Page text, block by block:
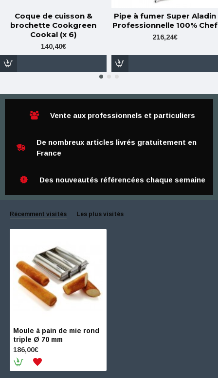
Coque de cuisson &
brochette Cookgreen
Cookal (x 6)
140,40€
Pipe à fumer Super Aladin
Professionnelle 100% Chef
216,24€
Vente aux professionnels et particuliers
De nombreux articles livrés gratuitement en
France
Des nouveautés référencées chaque semaine
Récemment visités Les plus visités
Moule à pain de mie rond
triple Ø 70 mm
186,00€